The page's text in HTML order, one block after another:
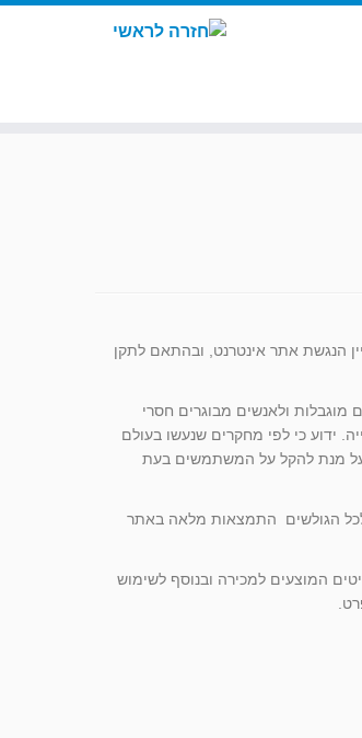
התדמיתי של מרכז הגבס אור יהודה הונגש בהתאם לתקנות הנגישות לשירות סעיף 35 לעניין הנגשת אתר אינטרנט, ובהתאם לתקן
ולאנשים מבוגרים חסרי
ידוע כי לפי מחקרים שנעשו בעולם
האתר על מנת להקל על המשתמשים בעת
לכל הגולשים התמצאות מלאה באתר
המוצעים למכירה ובנוסף לשימוש